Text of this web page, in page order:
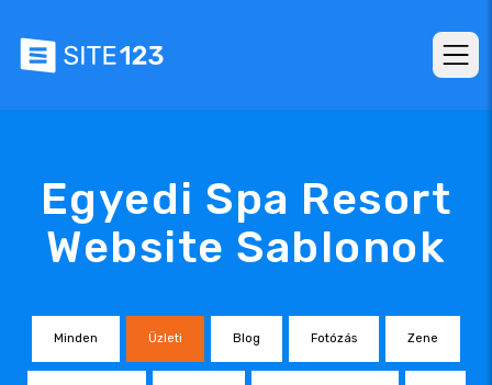
Egyedi Spa Resort
Website Sablonok
Minden Üzleti Blog Fotózás Zene